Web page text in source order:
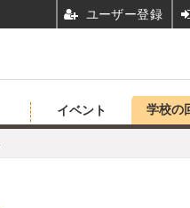
イベント 学校の
ユーザー登録